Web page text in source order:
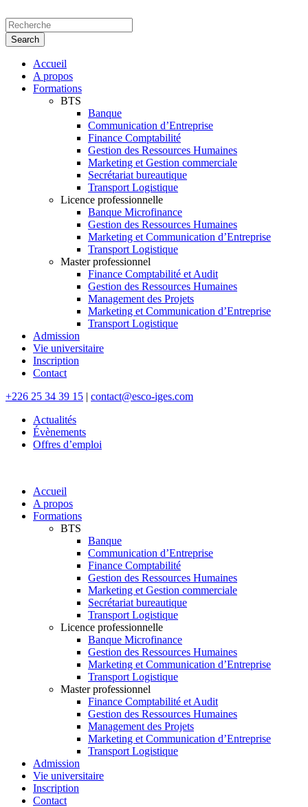
Accueil
A propos
Formations
BTS
Banque
Communication d’Entreprise
Finance Comptabilité
Gestion des Ressources Humaines
Marketing et Gestion commerciale
Secrétariat bureautique
Transport Logistique
Licence professionnelle
Banque Microfinance
Gestion des Ressources Humaines
Marketing et Communication d’Entreprise
Transport Logistique
Master professionnel
Finance Comptabilité et Audit
Gestion des Ressources Humaines
Management des Projets
Marketing et Communication d’Entreprise
Transport Logistique
Admission
Vie universitaire
Inscription
Contact
+226 25 34 39 15 | contact@esco-iges.com
Actualités
Évènements
Offres d’emploi
Accueil
A propos
Formations
BTS
Banque
Communication d’Entreprise
Finance Comptabilité
Gestion des Ressources Humaines
Marketing et Gestion commerciale
Secrétariat bureautique
Transport Logistique
Licence professionnelle
Banque Microfinance
Gestion des Ressources Humaines
Marketing et Communication d’Entreprise
Transport Logistique
Master professionnel
Finance Comptabilité et Audit
Gestion des Ressources Humaines
Management des Projets
Marketing et Communication d’Entreprise
Transport Logistique
Admission
Vie universitaire
Inscription
Contact